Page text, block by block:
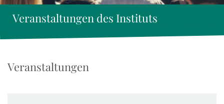
Veranstaltungen des Instituts
Veranstaltungen